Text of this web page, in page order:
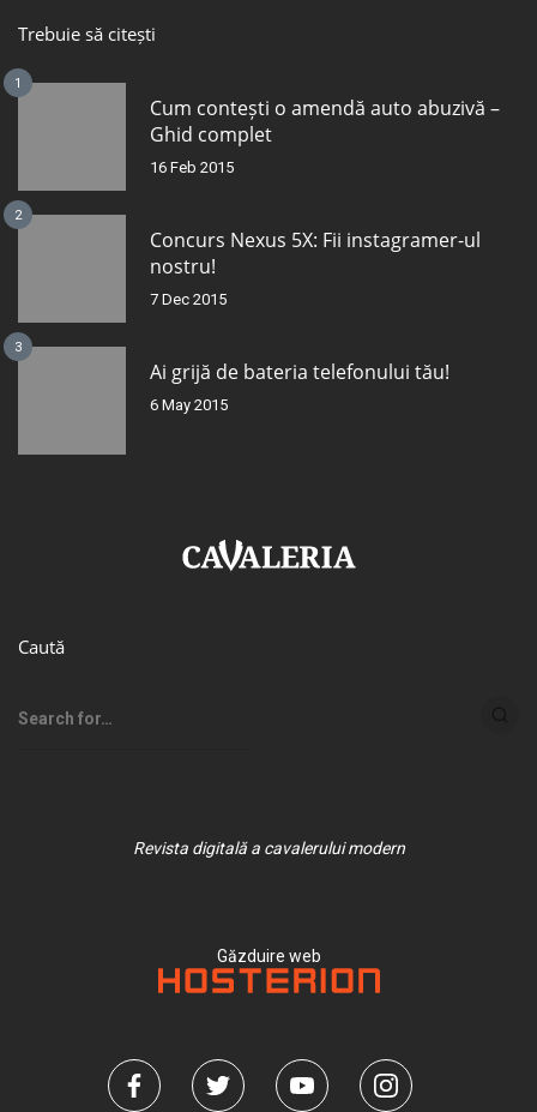
Trebuie să citești
1
Cum contești o amendă auto abuzivă –
Ghid complet
16 Feb 2015
2
Concurs Nexus 5X: Fii instagramer-ul
nostru!
7 Dec 2015
3
Ai grijă de bateria telefonului tău!
6 May 2015
Caută
Revista digitală a cavalerului modern
Găzduire web